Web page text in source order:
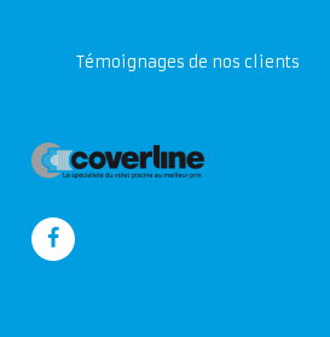
Témoignages de nos clients